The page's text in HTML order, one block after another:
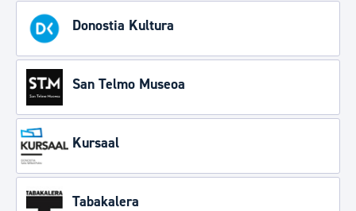
Donostia Kultura
San Telmo Museoa
Kursaal
Tabakalera